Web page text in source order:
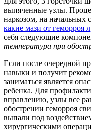
выпяченные узлы.
наркозом, на начальных
какие мази от геморроя
себя следующие
температура при
Если после очередной
навыки и получит
заниматься является
ребенка. Для
вправлению, узлы все
обострении геморроя
выпали под
хирургическими